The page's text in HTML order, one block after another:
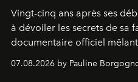
Vingt-cinq ans après ses
à dévoiler les secrets de sa
documentaire officiel
inédites et plongée dans
générationnel.
07.08.2026 by Pauline